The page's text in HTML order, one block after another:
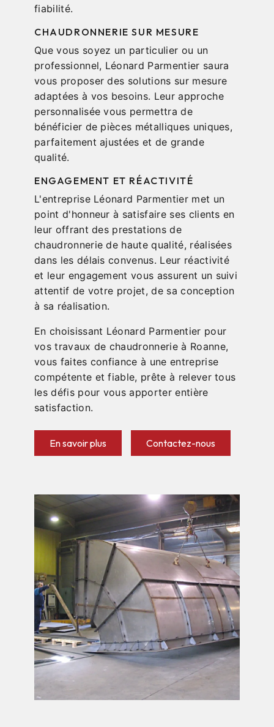
fiabilité.
CHAUDRONNERIE SUR MESURE
Que vous soyez un particulier ou un
professionnel, Léonard Parmentier saura
vous proposer des solutions sur mesure
adaptées à vos besoins. Leur approche
personnalisée vous permettra de
bénéficier de pièces métalliques uniques,
parfaitement ajustées et de grande
qualité.
ENGAGEMENT ET RÉACTIVITÉ
L'entreprise Léonard Parmentier met un
point d'honneur à satisfaire ses clients en
leur offrant des prestations de
chaudronnerie de haute qualité, réalisées
dans les délais convenus. Leur réactivité
et leur engagement vous assurent un suivi
attentif de votre projet, de sa conception
à sa réalisation.
En choisissant Léonard Parmentier pour
vos travaux de chaudronnerie à Roanne,
vous faites confiance à une entreprise
compétente et fiable, prête à relever tous
les défis pour vous apporter entière
satisfaction.
En savoir plus Contactez-nous